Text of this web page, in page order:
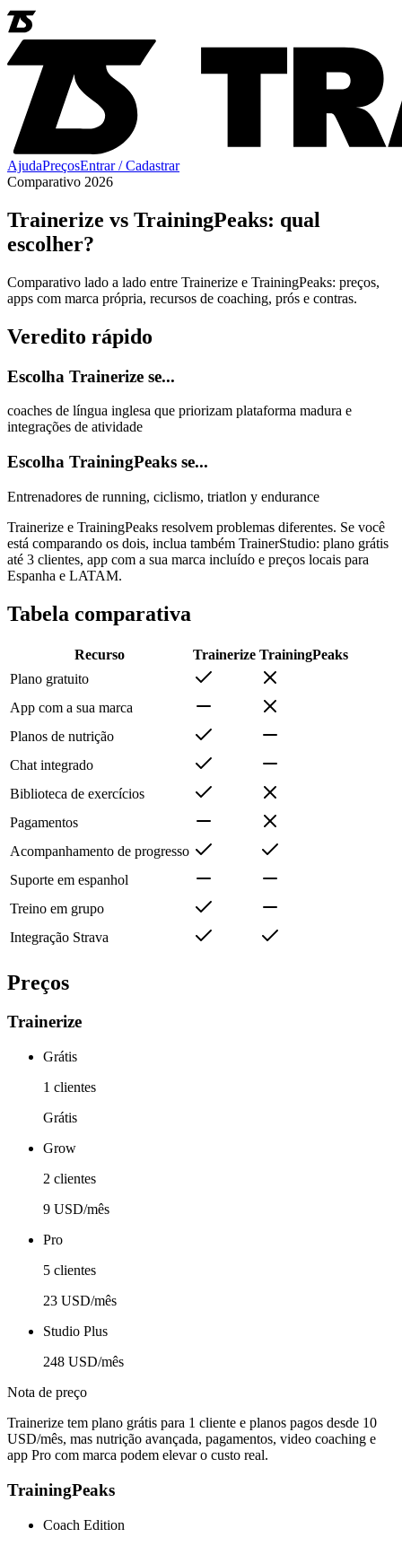
AjudaPreçosEntrar / Cadastrar
Comparativo 2026
Trainerize vs TrainingPeaks: qual
escolher?
Comparativo lado a lado entre Trainerize e TrainingPeaks: preços,
apps com marca própria, recursos de coaching, prós e contras.
Veredito rápido
Escolha Trainerize se...
coaches de língua inglesa que priorizam plataforma madura e
integrações de atividade
Escolha TrainingPeaks se...
Entrenadores de running, ciclismo, triatlon y endurance
Trainerize e TrainingPeaks resolvem problemas diferentes. Se você
está comparando os dois, inclua também TrainerStudio: plano grátis
até 3 clientes, app com a sua marca incluído e preços locais para
Espanha e LATAM.
Tabela comparativa
Recurso Trainerize TrainingPeaks
Plano gratuito
App com a sua marca
Planos de nutrição
Chat integrado
Biblioteca de exercícios
Pagamentos
Acompanhamento de progresso
Suporte em espanhol
Treino em grupo
Integração Strava
Preços
Trainerize
Grátis
1 clientes
Grátis
Grow
2 clientes
9 USD/mês
Pro
5 clientes
23 USD/mês
Studio Plus
248 USD/mês
Nota de preço
Trainerize tem plano grátis para 1 cliente e planos pagos desde 10
USD/mês, mas nutrição avançada, pagamentos, video coaching e
app Pro com marca podem elevar o custo real.
TrainingPeaks
Coach Edition